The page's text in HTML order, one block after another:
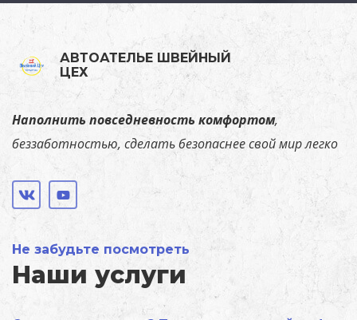
АВТОАТЕЛЬЕ ШВЕЙНЫЙ
ЦЕХ
Наполнить повседневность комфортом,
беззаботностью, сделать безопаснее свой мир легко
Не забудьте посмотреть
Наши услуги